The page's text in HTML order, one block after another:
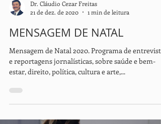
21 de dez. de 2020
1 min de leitura
MENSAGEM DE NATAL
Mensagem de Natal 2020. Programa de
estar, direito, política, cultura e arte,...